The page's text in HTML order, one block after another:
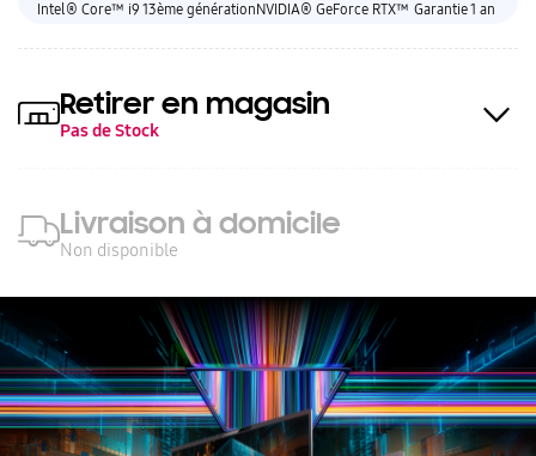
Intel® Core™ i9 13ème génération NVIDIA® GeForce RTX™ Garantie 1 an
Retirer en magasin
Pas de Stock
Livraison à domicile
Non disponible